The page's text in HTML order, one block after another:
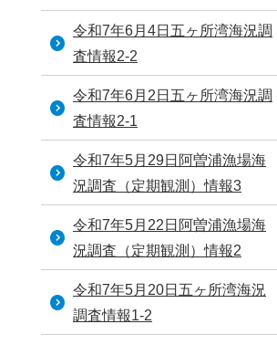
令和7年6月4日五ヶ所湾海況調
査情報2-2
令和7年6月2日五ヶ所湾海況調
査情報2-1
令和7年5月29日阿曽浦漁場海
況調査（定期観測）情報3
令和7年5月22日阿曽浦漁場海
況調査（定期観測）情報2
令和7年5月20日五ヶ所湾海況
調査情報1-2